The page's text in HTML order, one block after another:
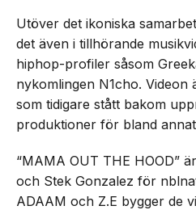
Utöver det ikoniska
det även i tillhörande
hiphop-profiler såsom
nykomlingen N1cho. Videon
som tidigare stått bakom
produktioner för bland
“MAMA OUT THE HOOD”
och Stek Gonzalez för
ADAAM och Z.E bygger de